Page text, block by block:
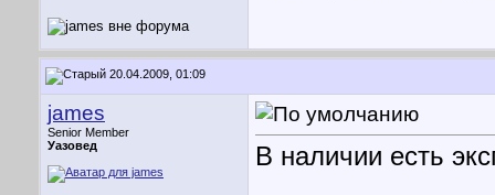
20.04.2009, 01:09
james
Senior Member
Уазовед
В наличии есть